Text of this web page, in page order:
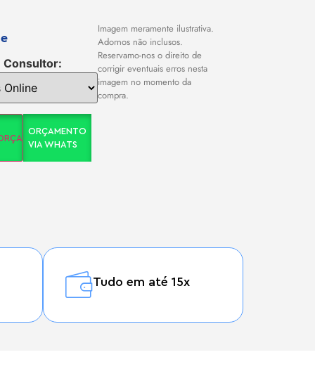
Consultor:
ORÇAMENTO
VIA WHATS
Imagem meramente ilustrativa.
Adornos não inclusos.
Reservamo-nos o direito de
corrigir eventuais erros nesta
imagem no momento da
compra.
Tudo em até 15x